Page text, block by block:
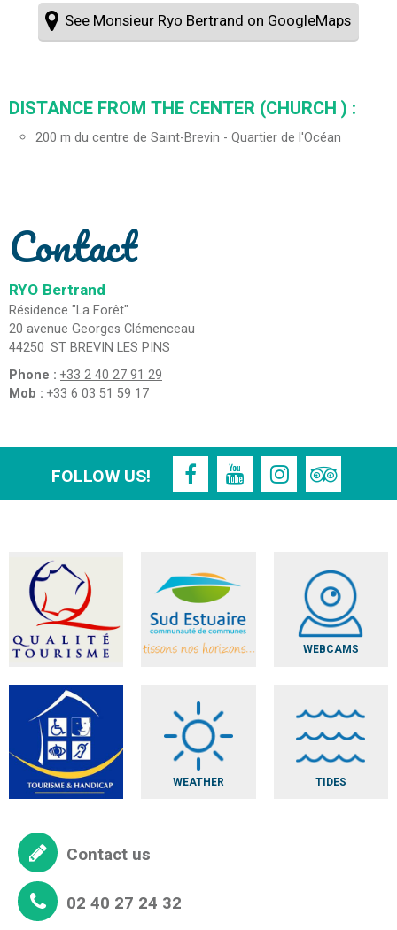
See Monsieur Ryo Bertrand on GoogleMaps
DISTANCE FROM THE CENTER (CHURCH ) :
200 m du centre de Saint-Brevin - Quartier de l'Océan
Contact
RYO Bertrand
Résidence "La Forêt"
20 avenue Georges Clémenceau
44250 ST BREVIN LES PINS
Phone : +33 2 40 27 91 29
Mob : +33 6 03 51 59 17
FOLLOW US!
WEBCAMS
WEATHER TIDES
Contact us
02 40 27 24 32